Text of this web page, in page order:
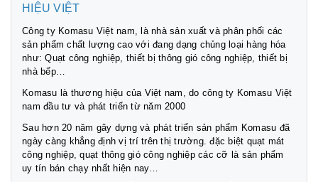
HIỆU VIỆT
Công ty Komasu Việt nam, là nhà sản xuất và phân phối các
sản phẩm chất lượng cao với đang dạng chủng loại hàng hóa
như: Quạt công nghiệp, thiết bị thông gió công nghiệp, thiết bị
nhà bếp…
Komasu là thương hiệu của Việt nam, do công ty Komasu Việt
nam đầu tư và phát triển từ năm 2000
Sau hơn 20 năm gây dựng và phát triển sản phẩm Komasu đã
ngày càng khẳng định vị trí trên thị trường. đặc biệt quạt mát
công nghiệp, quạt thông gió công nghiệp các cỡ là sản phẩm
uy tín bán chạy nhất hiện nay…